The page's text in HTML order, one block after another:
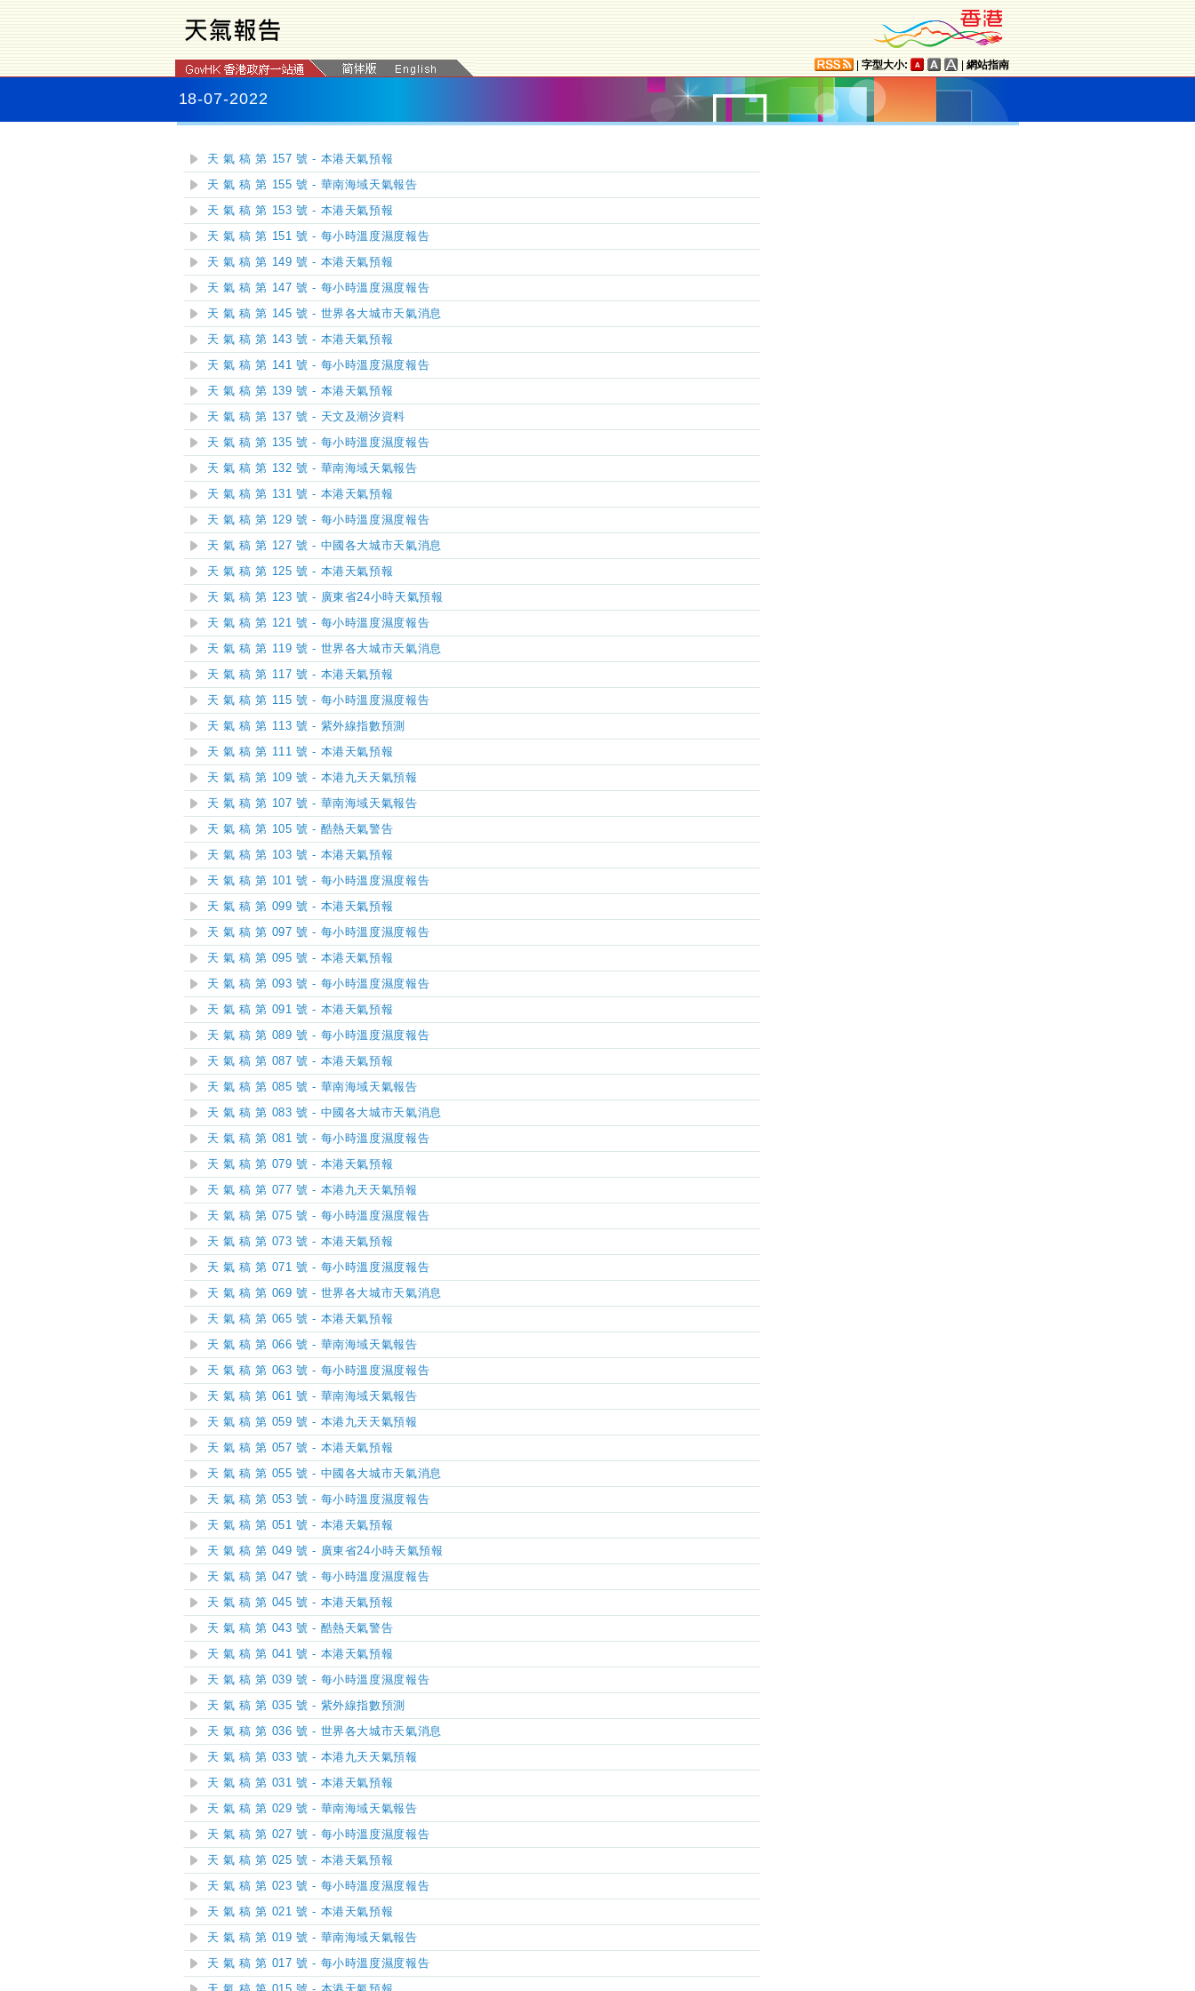
字型大小: 網站指南
18-07-2022
天 氣 稿 第 157 號 - 本港天氣預報
天 氣 稿 第 155 號 - 華南海域天氣報告
天 氣 稿 第 153 號 - 本港天氣預報
天 氣 稿 第 151 號 - 每小時溫度濕度報告
天 氣 稿 第 149 號 - 本港天氣預報
天 氣 稿 第 147 號 - 每小時溫度濕度報告
天 氣 稿 第 145 號 - 世界各大城市天氣消息
天 氣 稿 第 143 號 - 本港天氣預報
天 氣 稿 第 141 號 - 每小時溫度濕度報告
天 氣 稿 第 139 號 - 本港天氣預報
天 氣 稿 第 137 號 - 天文及潮汐資料
天 氣 稿 第 135 號 - 每小時溫度濕度報告
天 氣 稿 第 132 號 - 華南海域天氣報告
天 氣 稿 第 131 號 - 本港天氣預報
天 氣 稿 第 129 號 - 每小時溫度濕度報告
天 氣 稿 第 127 號 - 中國各大城市天氣消息
天 氣 稿 第 125 號 - 本港天氣預報
天 氣 稿 第 123 號 - 廣東省24小時天氣預報
天 氣 稿 第 121 號 - 每小時溫度濕度報告
天 氣 稿 第 119 號 - 世界各大城市天氣消息
天 氣 稿 第 117 號 - 本港天氣預報
天 氣 稿 第 115 號 - 每小時溫度濕度報告
天 氣 稿 第 113 號 - 紫外線指數預測
天 氣 稿 第 111 號 - 本港天氣預報
天 氣 稿 第 109 號 - 本港九天天氣預報
天 氣 稿 第 107 號 - 華南海域天氣報告
天 氣 稿 第 105 號 - 酷熱天氣警告
天 氣 稿 第 103 號 - 本港天氣預報
天 氣 稿 第 101 號 - 每小時溫度濕度報告
天 氣 稿 第 099 號 - 本港天氣預報
天 氣 稿 第 097 號 - 每小時溫度濕度報告
天 氣 稿 第 095 號 - 本港天氣預報
天 氣 稿 第 093 號 - 每小時溫度濕度報告
天 氣 稿 第 091 號 - 本港天氣預報
天 氣 稿 第 089 號 - 每小時溫度濕度報告
天 氣 稿 第 087 號 - 本港天氣預報
天 氣 稿 第 085 號 - 華南海域天氣報告
天 氣 稿 第 083 號 - 中國各大城市天氣消息
天 氣 稿 第 081 號 - 每小時溫度濕度報告
天 氣 稿 第 079 號 - 本港天氣預報
天 氣 稿 第 077 號 - 本港九天天氣預報
天 氣 稿 第 075 號 - 每小時溫度濕度報告
天 氣 稿 第 073 號 - 本港天氣預報
天 氣 稿 第 071 號 - 每小時溫度濕度報告
天 氣 稿 第 069 號 - 世界各大城市天氣消息
天 氣 稿 第 065 號 - 本港天氣預報
天 氣 稿 第 066 號 - 華南海域天氣報告
天 氣 稿 第 063 號 - 每小時溫度濕度報告
天 氣 稿 第 061 號 - 華南海域天氣報告
天 氣 稿 第 059 號 - 本港九天天氣預報
天 氣 稿 第 057 號 - 本港天氣預報
天 氣 稿 第 055 號 - 中國各大城市天氣消息
天 氣 稿 第 053 號 - 每小時溫度濕度報告
天 氣 稿 第 051 號 - 本港天氣預報
天 氣 稿 第 049 號 - 廣東省24小時天氣預報
天 氣 稿 第 047 號 - 每小時溫度濕度報告
天 氣 稿 第 045 號 - 本港天氣預報
天 氣 稿 第 043 號 - 酷熱天氣警告
天 氣 稿 第 041 號 - 本港天氣預報
天 氣 稿 第 039 號 - 每小時溫度濕度報告
天 氣 稿 第 035 號 - 紫外線指數預測
天 氣 稿 第 036 號 - 世界各大城市天氣消息
天 氣 稿 第 033 號 - 本港九天天氣預報
天 氣 稿 第 031 號 - 本港天氣預報
天 氣 稿 第 029 號 - 華南海域天氣報告
天 氣 稿 第 027 號 - 每小時溫度濕度報告
天 氣 稿 第 025 號 - 本港天氣預報
天 氣 稿 第 023 號 - 每小時溫度濕度報告
天 氣 稿 第 021 號 - 本港天氣預報
天 氣 稿 第 019 號 - 華南海域天氣報告
天 氣 稿 第 017 號 - 每小時溫度濕度報告